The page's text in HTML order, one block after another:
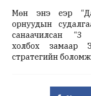
Мөн энэ үеэр
орнуудын
санаачилсан “3
холбох замаар
стратегийн